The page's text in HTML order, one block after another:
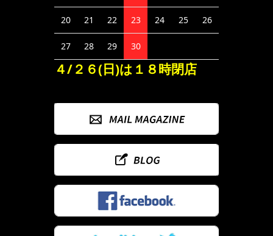
20 21 22 23 24 25 26
27 28 29 30
４/２６(日)は１８時閉店